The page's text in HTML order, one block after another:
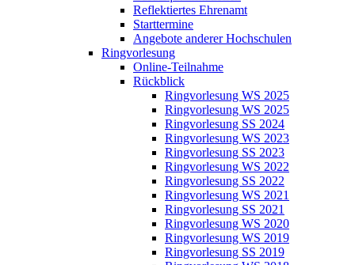
Reflektiertes Ehrenamt
Starttermine
Angebote anderer Hochschulen
Ringvorlesung
Online-Teilnahme
Rückblick
Ringvorlesung WS 2025
Ringvorlesung WS 2025
Ringvorlesung SS 2024
Ringvorlesung WS 2023
Ringvorlesung SS 2023
Ringvorlesung WS 2022
Ringvorlesung SS 2022
Ringvorlesung WS 2021
Ringvorlesung SS 2021
Ringvorlesung WS 2020
Ringvorlesung WS 2019
Ringvorlesung SS 2019